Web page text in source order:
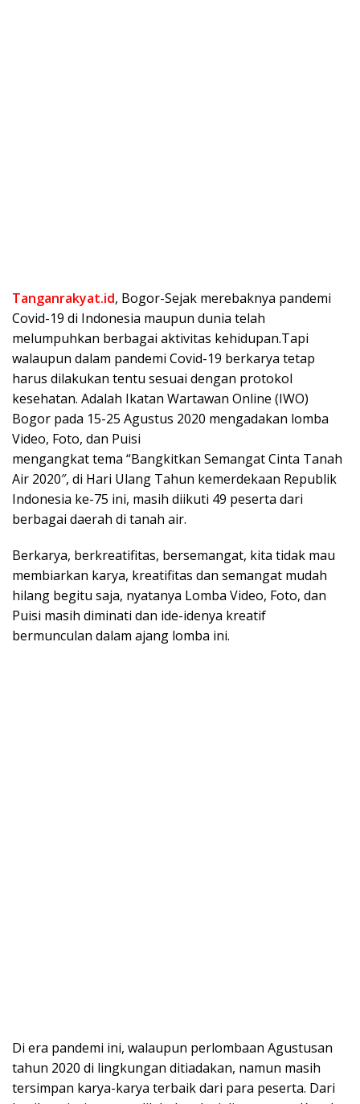
Tanganrakyat.id, Bogor-Sejak merebaknya pandemi
Covid-19 di Indonesia maupun dunia telah
melumpuhkan berbagai aktivitas kehidupan.Tapi
walaupun dalam pandemi Covid-19 berkarya tetap
harus dilakukan tentu sesuai dengan protokol
kesehatan. Adalah Ikatan Wartawan Online (IWO)
Bogor pada 15-25 Agustus 2020 mengadakan lomba
Video, Foto, dan Puisi
mengangkat tema “Bangkitkan Semangat Cinta Tanah
Air 2020″, di Hari Ulang Tahun kemerdekaan Republik
Indonesia ke-75 ini, masih diikuti 49 peserta dari
berbagai daerah di tanah air.
Berkarya, berkreatifitas, bersemangat, kita tidak mau
membiarkan karya, kreatifitas dan semangat mudah
hilang begitu saja, nyatanya Lomba Video, Foto, dan
Puisi masih diminati dan ide-idenya kreatif
bermunculan dalam ajang lomba ini.
Di era pandemi ini, walaupun perlombaan Agustusan
tahun 2020 di lingkungan ditiadakan, namun masih
tersimpan karya-karya terbaik dari para peserta. Dari